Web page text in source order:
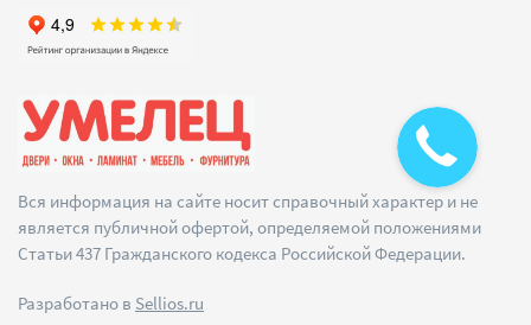
Вся информация на сайте носит справочный характер и не
является публичной офертой, определяемой положениями
Статьи 437 Гражданского кодекса Российской Федерации.
Разработано в Sellios.ru